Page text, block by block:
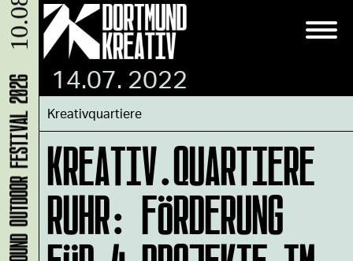
14.07. 2022
Kreativquartiere
KREATIV.QUARTIERE
RUHR: FÖRDERUNG
VISUAL SOUND OUTDOOR FESTIVAL 2026